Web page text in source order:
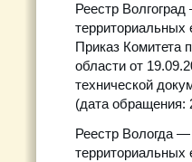
Реестр
территориальных
Приказ Комитета
области от
технической
(дата обращения:
Реестр Вологда
территориальных